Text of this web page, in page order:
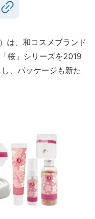
は、和コスメブランド
桜」シリーズを2019
、パッケージも新た